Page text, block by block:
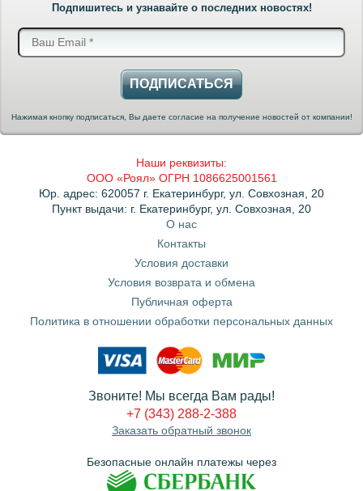
Подпишитесь и узнавайте о последних новостях!
ПОДПИСАТЬСЯ
Нажимая кнопку подписаться, Вы даете согласие на получение новостей от компании!
Наши реквизиты:
ООО «Роял» ОГРН 1086625001561
Юр. адрес: 620057 г. Екатеринбург, ул. Совхозная, 20
Пункт выдачи: г. Екатеринбург, ул. Совхозная, 20
О нас
Контакты
Условия доставки
Условия возврата и обмена
Публичная оферта
Политика в отношении обработки персональных данных
Звоните! Мы всегда Вам рады!
+7 (343) 288-2-388
Заказать обратный звонок
Безопасные онлайн платежы через